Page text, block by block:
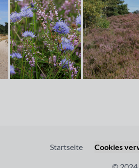
Startseite Cookies